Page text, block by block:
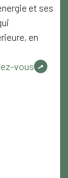
et ses
en
vous